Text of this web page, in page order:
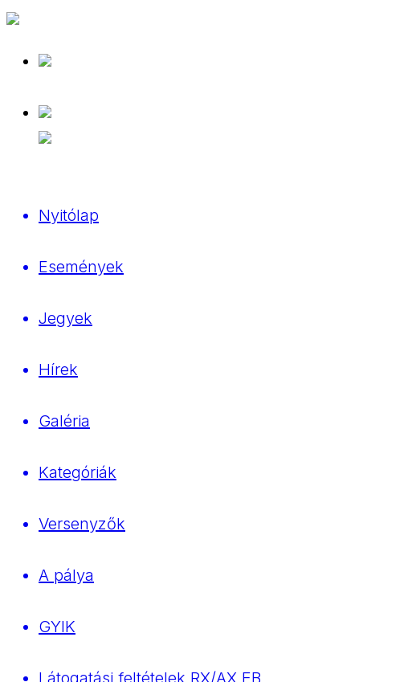
Nyitólap
Események
Jegyek
Hírek
Galéria
Kategóriák
Versenyzők
A pálya
GYIK
Látogatási feltételek RX/AX EB